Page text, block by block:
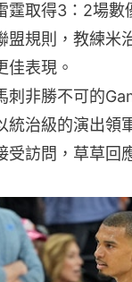
霆取得3：2場數
盟規則，教練米
佳表現。
刺非勝不可的
統治級的演出領
受訪問，草草回